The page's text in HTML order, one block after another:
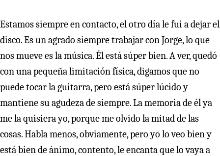
Estamos siempre en contacto, el otro día le fui a dejar el
disco. Es un agrado siempre trabajar con Jorge, lo que
nos mueve es la música. Él está súper bien. A ver, quedó
con una pequeña limitación física, digamos que no
puede tocar la guitarra, pero está súper lúcido y
mantiene su agudeza de siempre. La memoria de él ya
me la quisiera yo, porque me olvido la mitad de las
cosas. Habla menos, obviamente, pero yo lo veo bien y
está bien de ánimo, contento, le encanta que lo vaya a